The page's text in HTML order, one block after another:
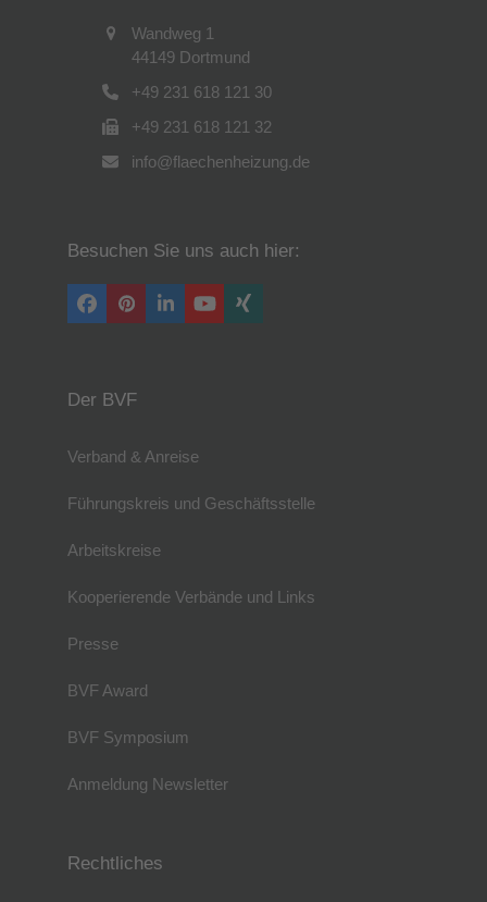
Wandweg 1
44149 Dortmund
+49 231 618 121 30
+49 231 618 121 32
info@flaechenheizung.de
Besuchen Sie uns auch hier:
Facebook
PinterestLinkedInYouTube
Xing
Der BVF
Verband & Anreise
Führungskreis und Geschäftsstelle
Arbeitskreise
Kooperierende Verbände und Links
Presse
BVF Award
BVF Symposium
Anmeldung Newsletter
Rechtliches